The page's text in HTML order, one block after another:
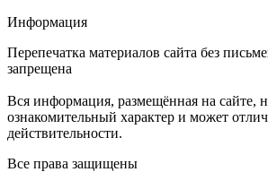
Информация
Перепечатка материалов сайта без
запрещена
Вся информация, размещённая на сайте,
ознакомительный характер и может
действительности.
Все права защищены